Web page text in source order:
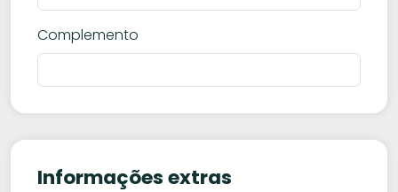
Complemento
Informações extras